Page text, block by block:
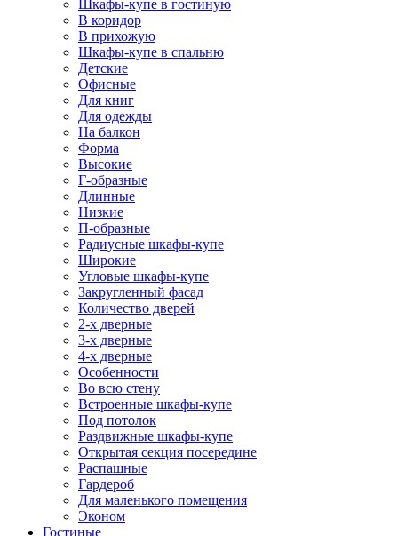
Шкафы-купе в гостиную
В коридор
В прихожую
Шкафы-купе в спальню
Детские
Офисные
Для книг
Для одежды
На балкон
Форма
Высокие
Г-образные
Длинные
Низкие
П-образные
Радиусные шкафы-купе
Широкие
Угловые шкафы-купе
Закругленный фасад
Количество дверей
2-х дверные
3-х дверные
4-х дверные
Особенности
Во всю стену
Встроенные шкафы-купе
Под потолок
Раздвижные шкафы-купе
Открытая секция посередине
Распашные
Гардероб
Для маленького помещения
Эконом
Гостиные